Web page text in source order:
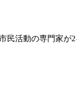
民活動の専門家が